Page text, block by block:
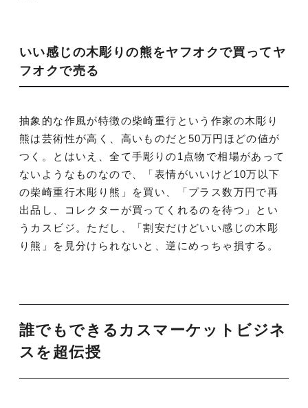
いい感じの木彫りの熊をヤフオクで買ってヤ
フオクで売る
抽象的な作風が特徴の柴崎重行という作家の木彫り
熊は芸術性が高く、高いものだと50万円ほどの値が
つく。とはいえ、全て手彫りの1点物で相場があって
ないようなものなので、「表情がいいけど10万以下
の柴崎重行木彫り熊」を買い、「プラス数万円で再
出品し、コレクターが買ってくれるのを待つ」とい
うカスビジ。ただし、「割安だけどいい感じの木彫
り熊」を見分けられないと、逆にめっちゃ損する。
誰でもできるカスマーケットビジネ
スを超伝授